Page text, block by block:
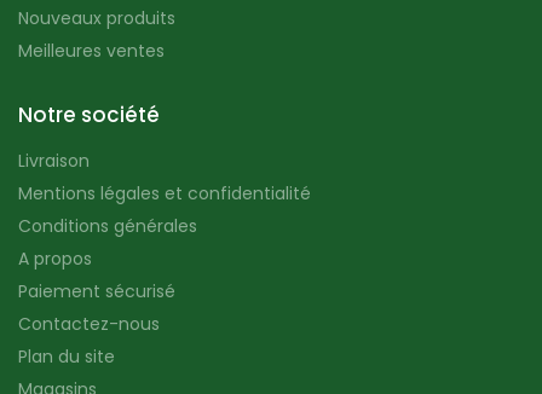
Nouveaux produits
Meilleures ventes
Notre société
Livraison
Mentions légales et confidentialité
Conditions générales
A propos
Paiement sécurisé
Contactez-nous
Plan du site